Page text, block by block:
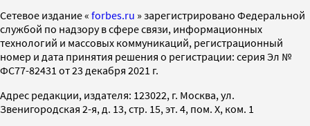
Cетевое издание « forbes.ru » зарегистрировано Федеральной
службой по надзору в сфере связи, информационных
технологий и массовых коммуникаций, регистрационный
номер и дата принятия решения о регистрации: серия Эл №
ФС77-82431 от 23 декабря 2021 г.
Адрес редакции, издателя: 123022, г. Москва, ул.
Звенигородская 2-я, д. 13, стр. 15, эт. 4, пом. X, ком. 1